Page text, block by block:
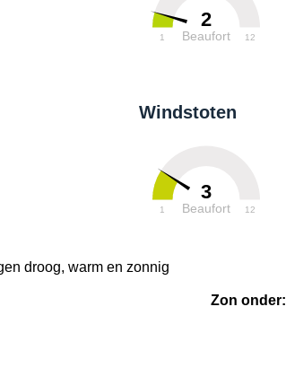
2
Beaufort
1 12
Windstoten
3
Beaufort
1 12
droog, warm en zonnig
Zon onder: